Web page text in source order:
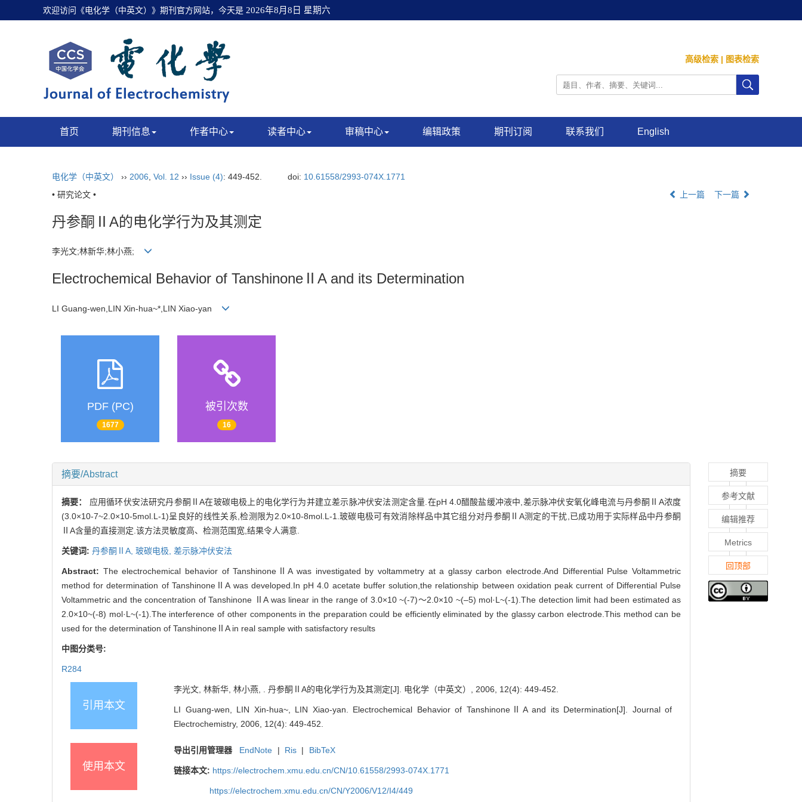
欢迎访问《电化学（中英文）》期刊官方网站，今天是 2026年8月8日 星期六
高级检索 | 图表检索
首页 期刊信息 作者中心 读者中心 审稿中心 编辑政策 期刊订阅 联系我们 English
电化学（中英文） ›› 2006 Vol. 12 ›› Issue (4): 449-452. doi: 10.61558/2993-074X.1771
• 研究论文 •
上一篇 下一篇
丹参酮ⅡA的电化学行为及其测定
李光文;林新华;林小燕;
Electrochemical Behavior of TanshinoneⅡA and its Determination
LI Guang-wen,LIN Xin-hua~*,LIN Xiao-yan
PDF (PC)
1677
被引次数
16
摘要/Abstract
摘要： 应用循环伏安法研究丹参酮ⅡA在玻碳电极上的电化学行为并建立差示脉冲伏安法测定含量.在pH 4.0醋酸盐缓冲液中,差示脉冲伏安氧化峰电流与丹参酮ⅡA浓度
(3.0×10-7~2.0×10-5mol.L-1)呈良好的线性关系,检测限为2.0×10-8mol.L-1.玻碳电极可有效消除样品中其它组分对丹参酮ⅡA测定的干扰,已成功用于实际样品中丹参酮
ⅡA含量的直接测定.该方法灵敏度高、检测范围宽,结果令人满意.
关键词: 丹参酮ⅡA, 玻碳电极, 差示脉冲伏安法
Abstract: The electrochemical behavior of TanshinoneⅡA was investigated by voltammetry at a glassy carbon electrode.And Differential Pulse Voltammetric
method for determination of TanshinoneⅡA was developed.In pH 4.0 acetate buffer solution,the relationship between oxidation peak current of Differential Pulse
Voltammetric and the concentration of Tanshinone ⅡA was linear in the range of 3.0×10 ~(-7)～2.0×10 ~(–5) mol·L~(-1).The detection limit had been estimated as
2.0×10~(-8) mol·L~(-1).The interference of other components in the preparation could be efficiently eliminated by the glassy carbon electrode.This method can be
used for the determination of TanshinoneⅡA in real sample with satisfactory results
中图分类号:
R284
引用本文
李光文, 林新华, 林小燕, . 丹参酮ⅡA的电化学行为及其测定[J]. 电化学（中英文）, 2006, 12(4): 449-452.
LI Guang-wen, LIN Xin-hua~, LIN Xiao-yan. Electrochemical Behavior of TanshinoneⅡA and its Determination[J]. Journal of
Electrochemistry, 2006, 12(4): 449-452.
使用本文
导出引用管理器 EndNote | Ris | BibTeX
链接本文: https://electrochem.xmu.edu.cn/CN/10.61558/2993-074X.1771
https://electrochem.xmu.edu.cn/CN/Y2006/V12/I4/449
摘要
参考文献
编辑推荐
Metrics
回顶部